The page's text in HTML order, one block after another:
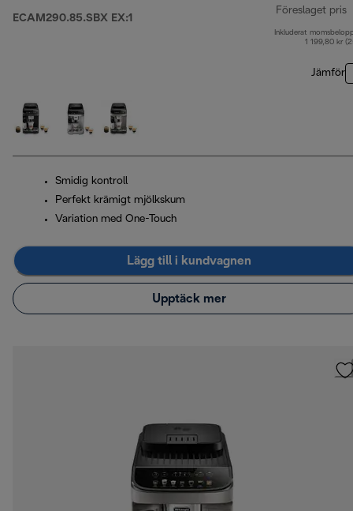
ECAM290.85.SBX EX:1
Föreslaget pris
Inkluderat
1 199,80 kr
Jämför
Smidig kontroll
Perfekt krämigt mjölkskum
Variation med One-Touch
Lägg till i kundvagnen
Upptäck mer